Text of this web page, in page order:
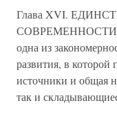
Глава XVI.
СОВРЕМЕННОСТИ
одна из
развития, в которой
источники и общая
так и